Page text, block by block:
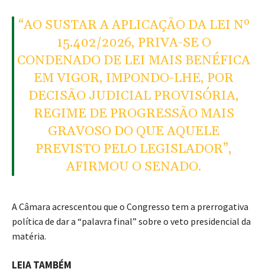
“AO SUSTAR A APLICAÇÃO DA LEI Nº
15.402/2026, PRIVA-SE O
CONDENADO DE LEI MAIS BENÉFICA
EM VIGOR, IMPONDO-LHE, POR
DECISÃO JUDICIAL PROVISÓRIA,
REGIME DE PROGRESSÃO MAIS
GRAVOSO DO QUE AQUELE
PREVISTO PELO LEGISLADOR”,
AFIRMOU O SENADO.
A Câmara acrescentou que o Congresso tem a prerrogativa
política de dar a “palavra final” sobre o veto presidencial da
matéria.
LEIA TAMBÉM